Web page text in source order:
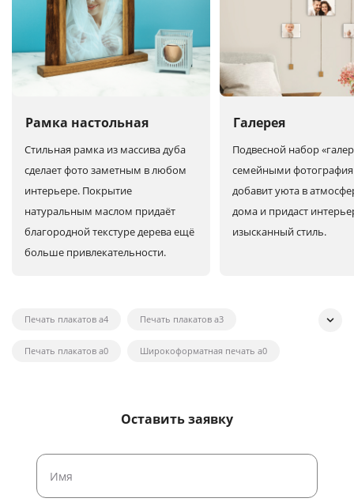
Рамка настольная
Стильная рамка из массива дуба
сделает фото заметным в любом
интерьере. Покрытие
натуральным маслом придаёт
благородной текстуре дерева ещё
больше привлекательности.
Галерея
Подвесной набор
семейными
добавит уюта в
дома и придаст
изысканный стиль.
Печать плакатов а4 Печать плакатов а3
Печать плакатов а0 Широкоформатная печать а0
Широкоформатная печать наклеек
Широкоформатная печать постеров
Оставить заявку